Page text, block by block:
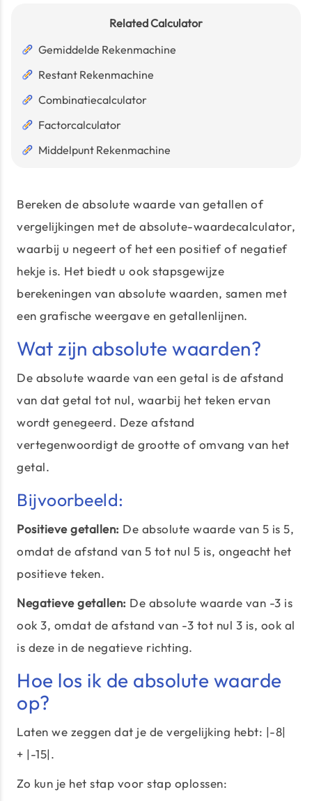
Related Calculator
Gemiddelde Rekenmachine
Restant Rekenmachine
Combinatiecalculator
Factorcalculator
Middelpunt Rekenmachine
Bereken de absolute waarde van getallen of
vergelijkingen met de absolute-waardecalculator,
waarbij u negeert of het een positief of negatief
hekje is. Het biedt u ook stapsgewijze
berekeningen van absolute waarden, samen met
een grafische weergave en getallenlijnen.
Wat zijn absolute waarden?
De absolute waarde van een getal is de afstand
van dat getal tot nul, waarbij het teken ervan
wordt genegeerd. Deze afstand
vertegenwoordigt de grootte of omvang van het
getal.
Bijvoorbeeld:
Positieve getallen: De absolute waarde van 5 is 5,
omdat de afstand van 5 tot nul 5 is, ongeacht het
positieve teken.
Negatieve getallen: De absolute waarde van -3 is
ook 3, omdat de afstand van -3 tot nul 3 is, ook al
is deze in de negatieve richting.
Hoe los ik de absolute waarde
op?
Laten we zeggen dat je de vergelijking hebt: |-8|
+ |-15|.
Zo kun je het stap voor stap oplossen: